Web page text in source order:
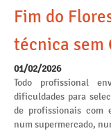
Fim do
técnica sem
01/02/2026
Todo profissional
dificuldades para
de profissionais com
num supermercado,